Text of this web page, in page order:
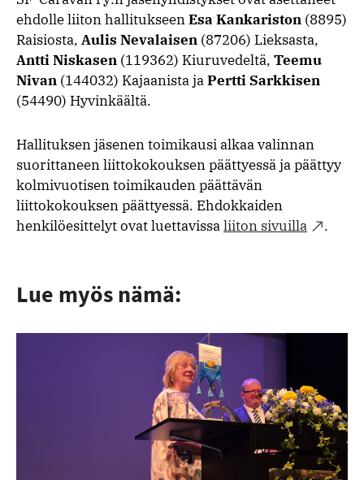
ehdolle liiton hallitukseenEsa Kankariston (8895)
Raisiosta, Aulis Nevalaisen (87206) Lieksasta,
Antti Niskasen (119362) Kiuruvedeltä, Teemu
Nivan (144032) Kajaanista jaPertti Sarkkisen
(54490) Hyvinkäältä.
Hallituksen jäsenen toimikausi alkaa valinnan
suorittaneen liittokokouksen päättyessä ja päättyy
kolmivuotisen toimikauden päättävän
liittokokouksen päättyessä. Ehdokkaiden
henkilöesittelyt ovat luettavissaliiton sivuilla .
Lue myös nämä: